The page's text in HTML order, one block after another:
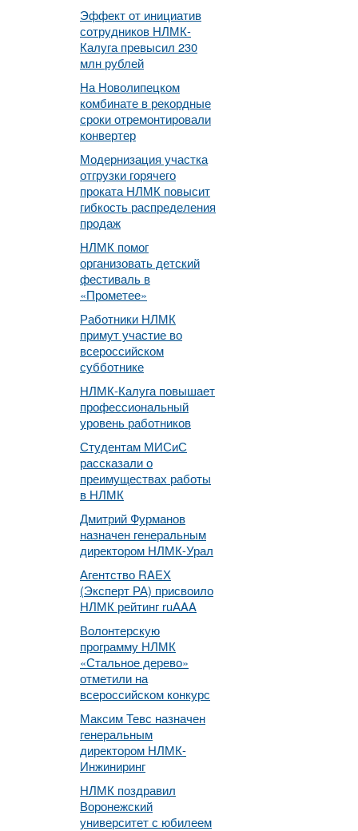
Эффект от инициатив
сотрудников НЛМК-
Калуга превысил 230
млн рублей
На Новолипецком
комбинате в рекордные
сроки отремонтировали
конвертер
Модернизация участка
отгрузки горячего
проката НЛМК повысит
гибкость распределения
продаж
НЛМК помог
организовать детский
фестиваль в
«Прометее»
Работники НЛМК
примут участие во
всероссийском
субботнике
НЛМК-Калуга повышает
профессиональный
уровень работников
Студентам МИСиС
рассказали о
преимуществах работы
в НЛМК
Дмитрий Фурманов
назначен генеральным
директором НЛМК-Урал
Агентство RAEХ
(Эксперт РА) присвоило
НЛМК рейтинг ruАAA
Волонтерскую
программу НЛМК
«Стальное дерево»
отметили на
всероссийском конкурс
Максим Тевс назначен
генеральным
директором НЛМК-
Инжиниринг
НЛМК поздравил
Воронежский
университет с юбилеем